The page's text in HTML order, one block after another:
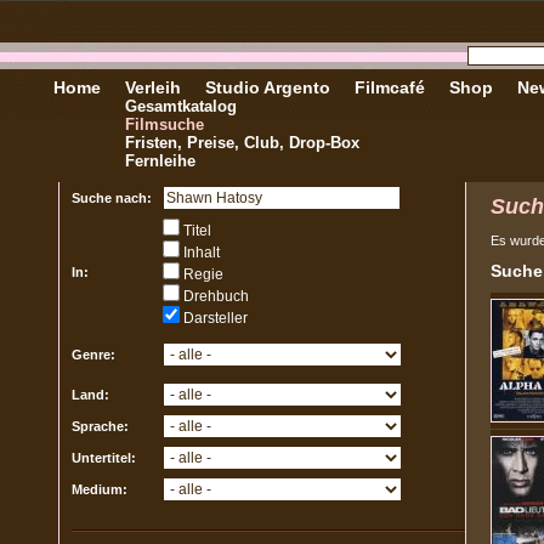
Home Verleih
Gesamtkatalog
Filmsuche
Fristen, Preise, Club, Drop-Box
Fernleihe
Studio Argento Filmcafé Shop
Suche nach:
In:
Titel
Inhalt
Regie
Drehbuch
Darsteller
Genre:
Land:
Sprache:
Untertitel:
Medium:
Es